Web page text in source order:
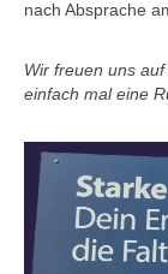
nach Absprache
Wir freuen uns
einfach mal eine